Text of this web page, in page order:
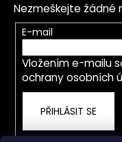
Nezmeškejte žádné
E-mail
Vložením e-mailu
ochrany osobních
PŘIHLÁSIT SE